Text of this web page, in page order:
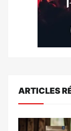
ARTICLES